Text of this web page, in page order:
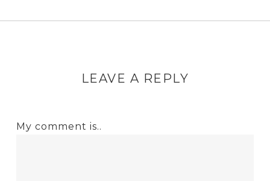
LEAVE A REPLY
My comment is..